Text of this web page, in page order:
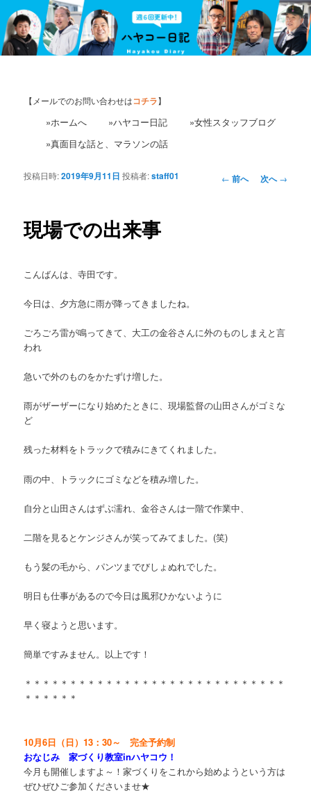
【メールでのお問い合わせはコチラ】
»ホームへ »ハヤコー日記
»女性スタッフブログ
»真面目な話と、マラソンの話
投
← 前へ 次へ→
現場での出来事
投稿日時:2019年9月11日 投稿者:staff01
こんばんは、寺田です。
今日は、夕方急に雨が降ってきましたね。
ごろごろ雷が鳴ってきて、大工の金谷さんに外のものしまえと言
われ
急いで外のものをかたずけ増した。
雨がザーザーになり始めたときに、現場監督の山田さんがゴミな
ど
残った材料をトラックで積みにきてくれました。
雨の中、トラックにゴミなどを積み増した。
自分と山田さんはずぶ濡れ、金谷さんは一階で作業中、
二階を見るとケンジさんが笑ってみてました。(笑)
もう髪の毛から、パンツまでびしょぬれでした。
明日も仕事があるので今日は風邪ひかないように
早く寝ようと思います。
簡単ですみません。以上です！
＊＊＊＊＊＊＊＊＊＊＊＊＊＊＊＊＊＊＊＊＊＊＊＊＊＊＊＊＊
＊＊＊＊＊＊
10月6日（日）13：30～ 完全予約制
おなじみ 家づくり教室inハヤコウ！
今月も開催しますよ～！家づくりをこれから始めようという方は
ぜひぜひご参加くださいませ★